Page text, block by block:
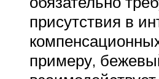
присутствия в
примеру,